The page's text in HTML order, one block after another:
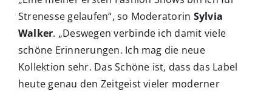
Strenesse gelaufen“, so Moderatorin Sylvia
Walker. „Deswegen verbinde ich damit viele
schöne Erinnerungen. Ich mag die neue
Kollektion sehr. Das Schöne ist, dass das Label
heute genau den Zeitgeist vieler moderner